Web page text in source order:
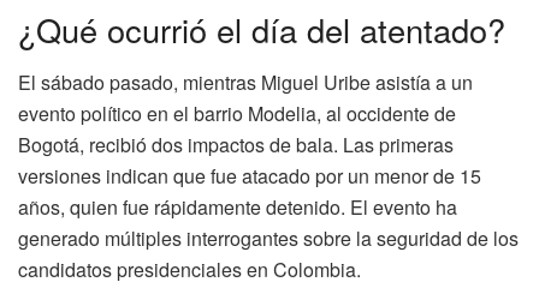
¿Qué ocurrió el día del atentado?
El sábado pasado, mientras Miguel Uribe asistía a un
evento político en el barrio Modelia, al occidente de
Bogotá, recibió dos impactos de bala. Las primeras
versiones indican que fue atacado por un menor de 15
años, quien fue rápidamente detenido. El evento ha
generado múltiples interrogantes sobre la seguridad de los
candidatos presidenciales en Colombia.